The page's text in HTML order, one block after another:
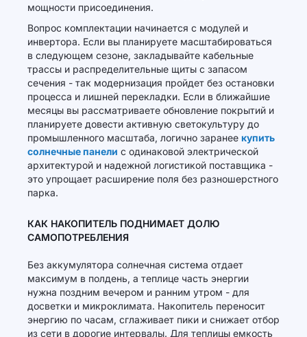
мощности присоединения.
Вопрос комплектации начинается с модулей и
инвертора. Если вы планируете масштабироваться
в следующем сезоне, закладывайте кабельные
трассы и распределительные щиты с запасом
сечения - так модернизация пройдет без остановки
процесса и лишней перекладки. Если в ближайшие
месяцы вы рассматриваете обновление покрытий и
планируете довести активную светокультуру до
промышленного масштаба, логично заранее купить
солнечные панели с одинаковой электрической
архитектурой и надежной логистикой поставщика -
это упрощает расширение поля без разношерстного
парка.
КАК НАКОПИТЕЛЬ ПОДНИМАЕТ ДОЛЮ
САМОПОТРЕБЛЕНИЯ
Без аккумулятора солнечная система отдает
максимум в полдень, а теплице часть энергии
нужна поздним вечером и ранним утром - для
досветки и микроклимата. Накопитель переносит
энергию по часам, сглаживает пики и снижает отбор
из сети в дорогие интервалы. Для теплицы емкость